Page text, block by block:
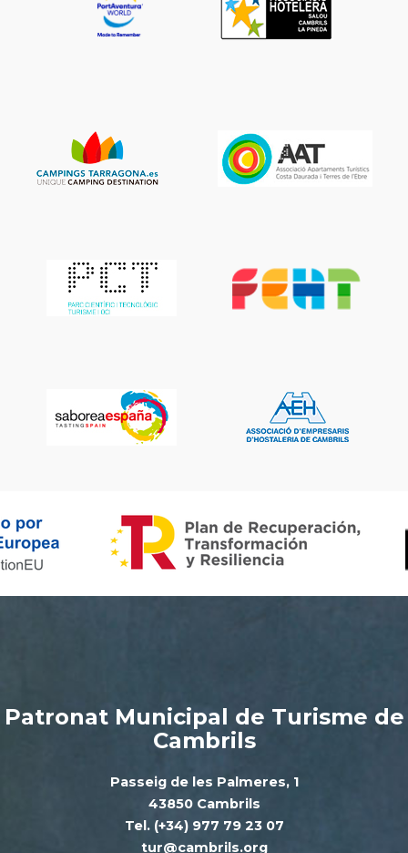
Patronat Municipal de Turisme de
Cambrils
Passeig de les Palmeres, 1
43850 Cambrils
Tel. (+34) 977 79 23 07
tur@cambrils.org